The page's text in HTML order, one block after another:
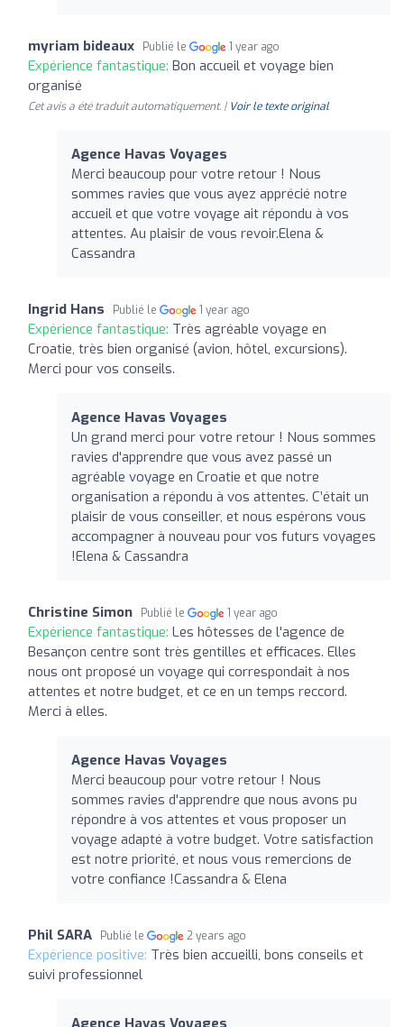
myriam bideaux Publié le 1 year ago
Expérience fantastique: Bon accueil et voyage bien
organisé
Cet avis a été traduit automatiquement. | Voir le texte original
Agence Havas Voyages
Merci beaucoup pour votre retour ! Nous
sommes ravies que vous ayez apprécié notre
accueil et que votre voyage ait répondu à vos
attentes. Au plaisir de vous revoir.Elena &
Cassandra
Ingrid Hans Publié le 1 year ago
Expérience fantastique: Très agréable voyage en
Croatie, très bien organisé (avion, hôtel, excursions).
Merci pour vos conseils.
Agence Havas Voyages
Un grand merci pour votre retour ! Nous sommes
ravies d'apprendre que vous avez passé un
agréable voyage en Croatie et que notre
organisation a répondu à vos attentes. C’était un
plaisir de vous conseiller, et nous espérons vous
accompagner à nouveau pour vos futurs voyages
!Elena & Cassandra
Christine Simon Publié le 1 year ago
Expérience fantastique: Les hôtesses de l'agence de
Besançon centre sont très gentilles et efficaces. Elles
nous ont proposé un voyage qui correspondait à nos
attentes et notre budget, et ce en un temps reccord.
Merci à elles.
Agence Havas Voyages
Merci beaucoup pour votre retour ! Nous
sommes ravies d'apprendre que nous avons pu
répondre à vos attentes et vous proposer un
voyage adapté à votre budget. Votre satisfaction
est notre priorité, et nous vous remercions de
votre confiance !Cassandra & Elena
Phil SARA Publié le 2 years ago
Expérience positive: Très bien accueilli, bons conseils et
suivi professionnel
Agence Havas Voyages